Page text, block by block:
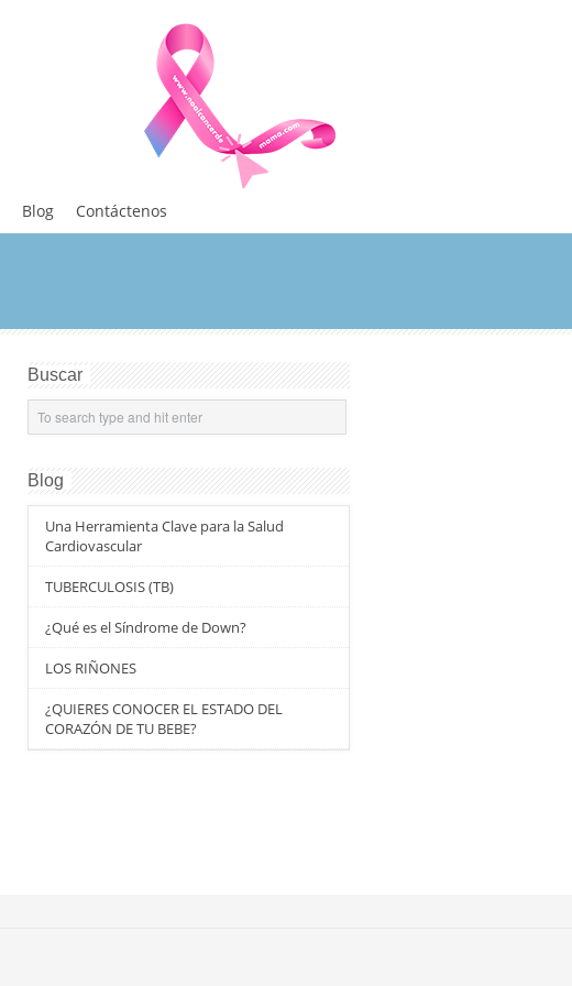
Blog Contáctenos
Buscar
Blog
Una Herramienta Clave para la Salud
Cardiovascular
TUBERCULOSIS (TB)
¿Qué es el Síndrome de Down?
LOS RIÑONES
¿QUIERES CONOCER EL ESTADO DEL
CORAZÓN DE TU BEBE?